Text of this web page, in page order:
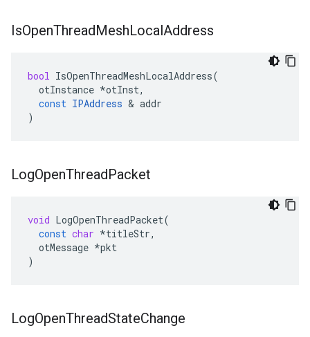
IsOpenThreadMeshLocalAddress
bool IsOpenThreadMeshLocalAddress(
otInstance *otInst,
const IPAddress & addr
)
LogOpenThreadPacket
void LogOpenThreadPacket(
const char *titleStr,
otMessage *pkt
)
LogOpenThreadStateChange